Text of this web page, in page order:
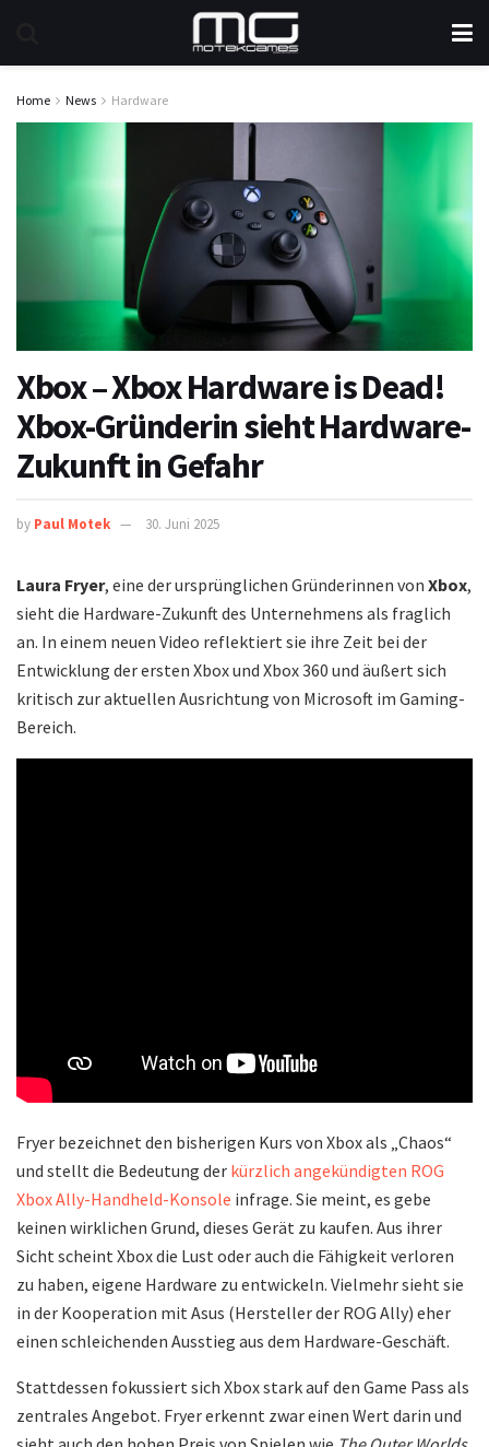
Home News Hardware
Xbox – Xbox Hardware is Dead!
Xbox-Gründerin sieht Hardware-
Zukunft in Gefahr
by Paul Motek 30. Juni 2025
Laura Fryer, eine der ursprünglichen Gründerinnen von Xbox,
sieht die Hardware-Zukunft des Unternehmens als fraglich
an. In einem neuen Video reflektiert sie ihre Zeit bei der
Entwicklung der ersten Xbox und Xbox 360 und äußert sich
kritisch zur aktuellen Ausrichtung von Microsoft im Gaming-
Bereich.
Fryer bezeichnet den bisherigen Kurs von Xbox als „Chaos“
und stellt die Bedeutung der kürzlich angekündigten ROG
Xbox Ally-Handheld-Konsole infrage. Sie meint, es gebe
keinen wirklichen Grund, dieses Gerät zu kaufen. Aus ihrer
Sicht scheint Xbox die Lust oder auch die Fähigkeit verloren
zu haben, eigene Hardware zu entwickeln. Vielmehr sieht sie
in der Kooperation mit Asus (Hersteller der ROG Ally) eher
einen schleichenden Ausstieg aus dem Hardware-Geschäft.
Stattdessen fokussiert sich Xbox stark auf den Game Pass als
zentrales Angebot. Fryer erkennt zwar einen Wert darin und